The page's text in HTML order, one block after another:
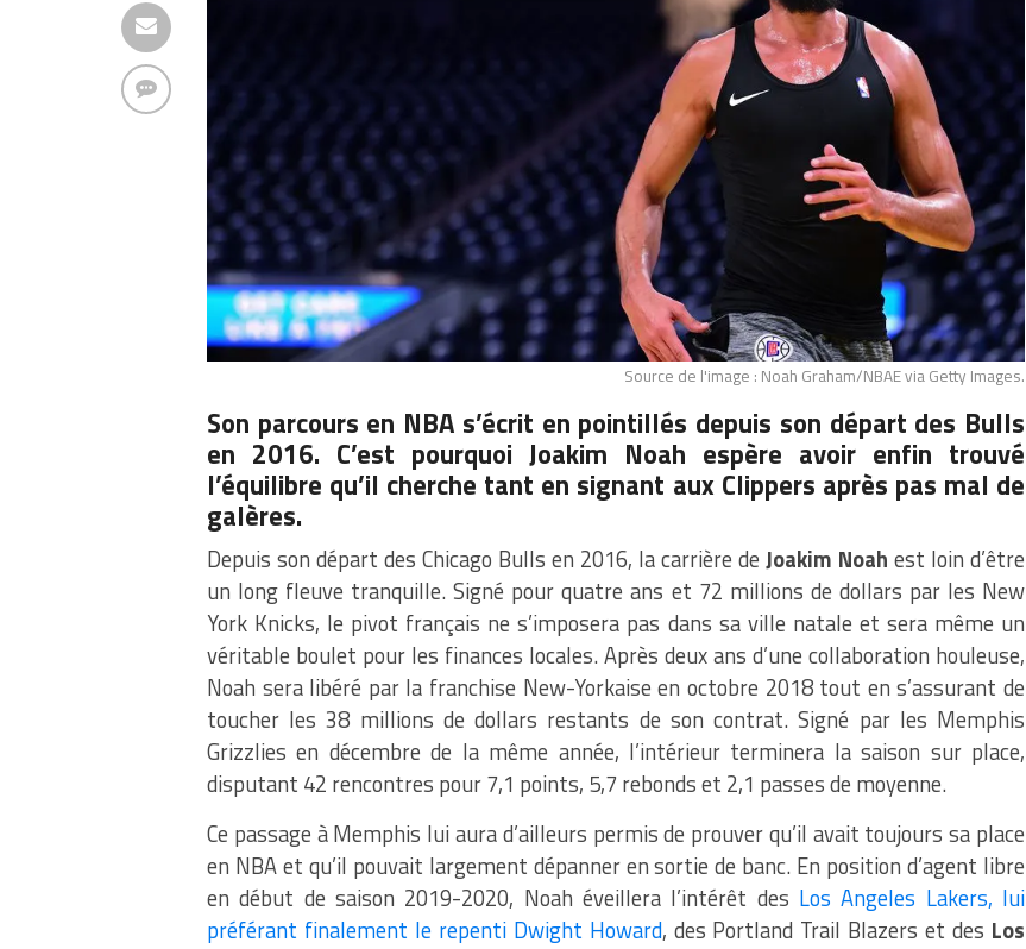
Source de l'image : Noah Graham/NBAE via Getty Images.
Son parcours en NBA s’écrit en pointillés depuis son départ des Bulls
en 2016. C’est pourquoi Joakim Noah espère avoir enfin trouvé
l’équilibre qu’il cherche tant en signant aux Clippers après pas mal de
galères.
Depuis son départ des Chicago Bulls en 2016, la carrière de Joakim Noah est loin d’être
un long fleuve tranquille. Signé pour quatre ans et 72 millions de dollars par les New
York Knicks, le pivot français ne s’imposera pas dans sa ville natale et sera même un
véritable boulet pour les finances locales. Après deux ans d’une collaboration houleuse,
Noah sera libéré par la franchise New-Yorkaise en octobre 2018 tout en s’assurant de
toucher les 38 millions de dollars restants de son contrat. Signé par les Memphis
Grizzlies en décembre de la même année, l’intérieur terminera la saison sur place,
disputant 42 rencontres pour 7,1 points, 5,7 rebonds et 2,1 passes de moyenne.
Ce passage à Memphis lui aura d’ailleurs permis de prouver qu’il avait toujours sa place
en NBA et qu’il pouvait largement dépanner en sortie de banc. En position d’agent libre
en début de saison 2019-2020, Noah éveillera l’intérêt des Los Angeles Lakers, lui
préférant finalement le repenti Dwight Howard, des Portland Trail Blazers et des Los